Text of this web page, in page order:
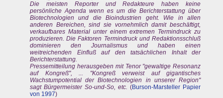
Die meisten Reporter und Redakteure haben keine
persönliche Agenda wenn es um die Berichterstattung über
Biotechnologien und die Bioindustrien geht. Wie in allen
anderen Bereichen, sind sie vornehmlich damit beschäftigt,
verkaufbares Material unter einem extremen Termindruck zu
produzieren. Die Faktoren Termindruck und Redaktionsschluß
dominieren den Journalismus und haben einen
weitreichenden Einfluß auf den tatsächlichen Inhalt der
Berichterstattung.
Pressemitteilung herausgeben mit Tenor "gewaltige Resonanz
auf Kongreß", ... "Kongreß verweist auf gigantisches
Wachstumpotential der Biotechnologien in unserer Region"
sagt Bürgermeister So-und-So, etc. (Burson-Marsteller Papier
von 1997)